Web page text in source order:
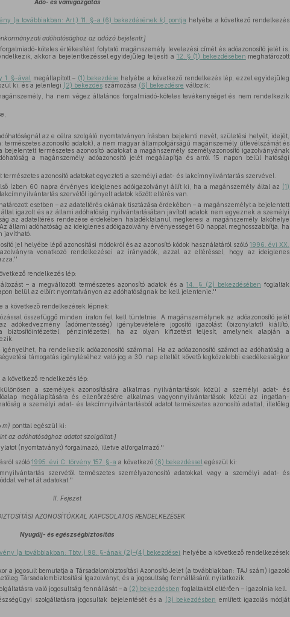
Adó- és vámigazgatás
(a továbbiakban: Art.) 11. §-a (6) bekezdésénekk) pontja helyébe a következő rendelkezés
adóhatósághoz az adózó bejelenti:]
köteles értékesítést folytató magánszemély levelezési címét és adóazonosító jelét is.
akkor a bejelentkezéssel egyidejűleg teljesíti a 12. § (1) bekezdésében meghatározott
1. §-ával megállapított – (1) bekezdése helyébe a következő rendelkezés lép, ezzel egyidejűleg
ki, és a jelenlegi (2) bekezdésszámozása (6) bekezdésre változik:
ha nem végez általános forgalmiadó-köteles tevékenységet és nem rendelkezik
az e célra szolgáló nyomtatványon írásban bejelenti nevét, születési helyét, idejét,
azonosító adatok), a nem magyar állampolgárságú magánszemély útlevélszámát és
természetes azonosító adatokat a magánszemély személyazonosító igazolványának
a magánszemély adóazonosító jelét megállapítja és arról 15 napon belül hatósági
azonosító adatokat egyezteti a személyi adat- és lakcímnyilvántartás szervével.
ízben 60 napra érvényes ideiglenes adóigazolványt állít ki, ha a magánszemély által az (1)
szervétől igényelt adatok között eltérés van.
esetben – az adateltérés okának tisztázása érdekében – a magánszemélyt a bejelentett
igazolt és az állami adóhatóság nyilvántartásában javított adatok nem egyeznek a személyi
az adateltérés rendezése érdekében haladéktalanul megkeresi a magánszemély lakóhelye
állami adóhatóság az ideiglenes adóigazolvány érvényességét 60 nappal meghosszabbítja, ha
javítható.
jel helyébe lépő azonosítási módokról és az azonosító kódok használatáról szóló1996. évi XX.
vonatkozó rendelkezései az irányadók, azzal az eltéréssel, hogy az ideiglenes
rendelkezés lép:
– a megváltozott természetes azonosító adatok és a14. § (2) bekezdésében foglaltak
belül az előírt nyomtatványon az adóhatóságnak be kell jelentenie.''
a következő rendelkezések lépnek:
összefüggő minden iraton fel kell tüntetnie. A magánszemélynek az adóazonosító jelét
(adómentesség) igénybevételére jogosító igazolást (bizonylatot) kiállító,
a biztosítóintézettel, pénzintézettel, ha az olyan kifizetést teljesít, amelynek alapján a
ha rendelkezik adóazonosító számmal. Ha az adóazonosító számot az adóhatóság a
támogatás igényléséhez való jog a 30. nap elteltét követő legközelebbi esedékességkor
a következő rendelkezés lép:
a személyek azonosítására alkalmas nyilvántartások közül a személyi adat- és
megállapítására és ellenőrzésére alkalmas vagyonnyilvántartások közül az ingatlan-
a személyi adat- és lakcímnyilvántartásból adatot természetes azonosító adattal, illetőleg
m) ponttal egészül ki:
az adóhatósághoz adatot szolgáltat:]
(nyomtatványt) forgalmazó, illetve alforgalmazó.''
szóló 1995. évi C. törvény 157. §-a a következő (6) bekezdéssel egészül ki:
szervétől természetes személyazonosító adatokkal vagy a személyi adat- és
vehet át adatokat.''
II. Fejezet
AZONOSÍTÓKKAL KAPCSOLATOS RENDELKEZÉSEK
Nyugdíj- és egészségbiztosítás
(a továbbiakban: Tbtv.) 98. §-ának (2)–(4) bekezdései helyébe a következő rendelkezések
a jogosult bemutatja a Társadalombiztosítási Azonosító Jelet (a továbbiakban: TAJ szám) igazoló
Társadalombiztosítási Igazolványt, és a jogosultság fennállásáról nyilatkozik.
való jogosultság fennállását – a (2) bekezdésben foglaltaktól eltérően – igazolnia kell.
szolgáltatásra jogosultak bejelentését és a (3) bekezdésben említett igazolás módját